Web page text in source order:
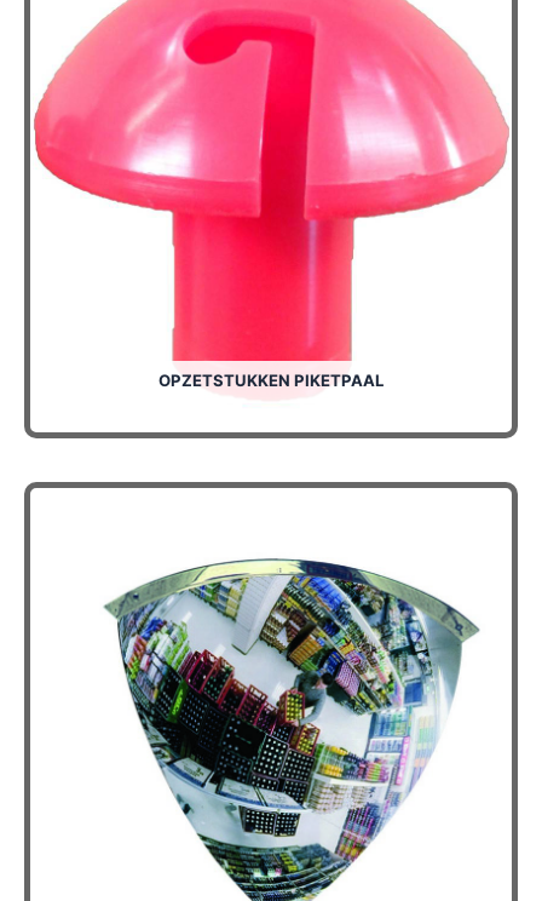
OPZETSTUKKEN PIKETPAAL